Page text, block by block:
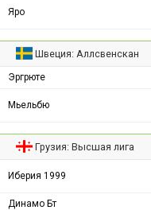
Яро
Швеция: Аллсвенскан
Эргрюте
Мьельбю
Грузия: Высшая лига
Иберия 1999
Динамо Бт